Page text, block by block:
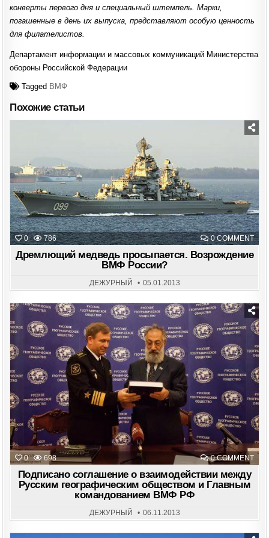
конверты первого дня и специальный штемпель. Марки,
погашенные в день их выпуска, представляют особую ценность
для филателистов.
Департамент информации и массовых коммуникаций Министерства
обороны Российской Федерации
Tagged ВМФ
Похожие статьи
0 786 0 COMMENTON
ВМФ
Posted
Дремлющий медведь просыпается. Возрождение
ВМФ России?
ДЕЖУРНЫЙ 05.01.2013
0 698 0 COMMENTON
И
Posted
Подписано соглашение о взаимодействии между
Русским географическим обществом и Главным
командованием ВМФ РФ
ДЕЖУРНЫЙ 06.11.2013